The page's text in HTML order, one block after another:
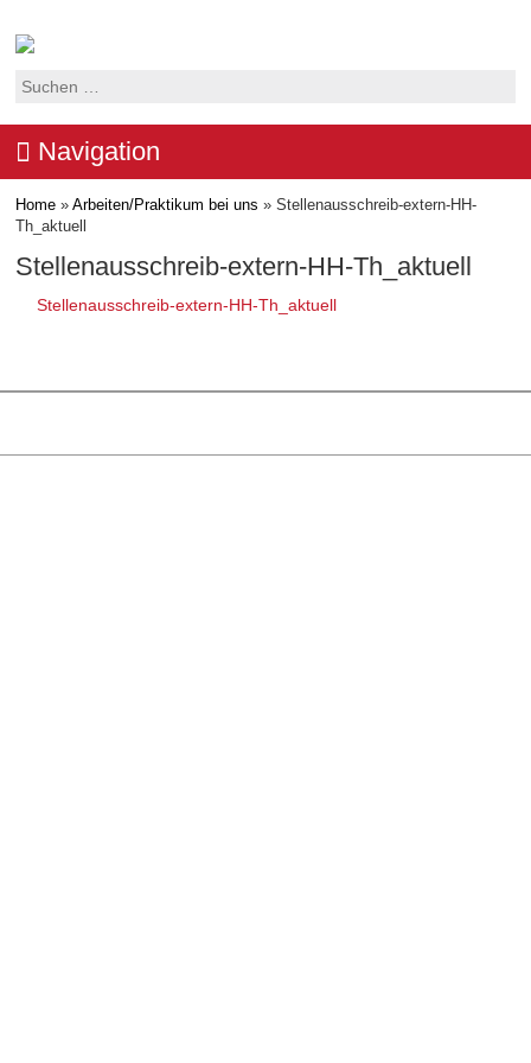
Suchen
Navigation
Home » Arbeiten/Praktikum bei uns » Stellenausschreib-extern-HH-
Th_aktuell
Stellenausschreib-extern-HH-Th_aktuell
Stellenausschreib-extern-HH-Th_aktuell